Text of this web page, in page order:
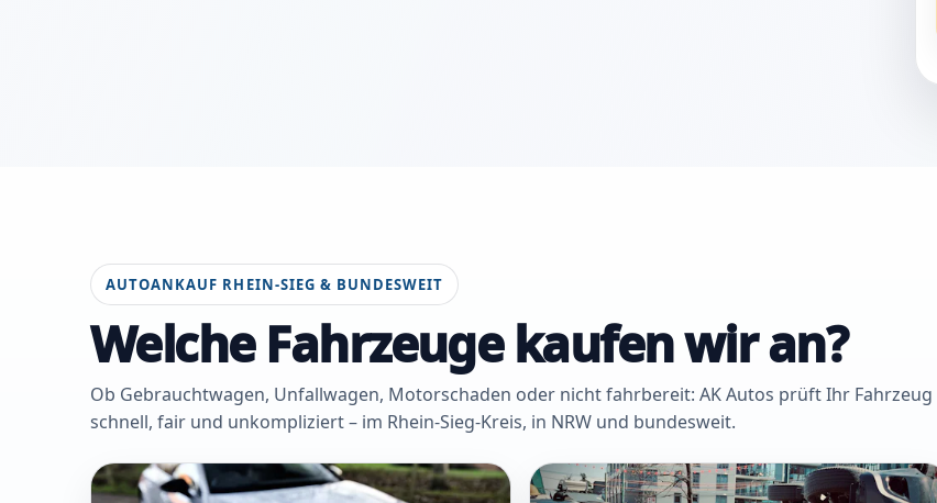
AUTOANKAUF RHEIN-SIEG & BUNDESWEIT
Welche Fahrzeuge kaufen wir an?
Ob Gebrauchtwagen, Unfallwagen, Motorschaden oder nicht fahrbereit: AK Autos prüft Ihr Fahrzeug
schnell, fair und unkompliziert – im Rhein-Sieg-Kreis, in NRW und bundesweit.